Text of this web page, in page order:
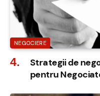
NEGOCIERE
Strategii de
pentru